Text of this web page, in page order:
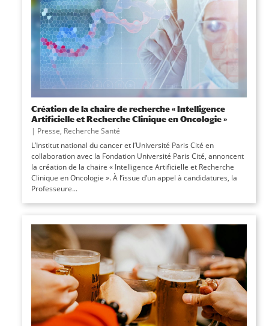
Création de la chaire de recherche « Intelligence
Artificielle et Recherche Clinique en Oncologie »
| Presse, Recherche Santé
L’Institut national du cancer et l’Université Paris Cité en
collaboration avec la Fondation Université Paris Cité, annoncent
la création de la chaire « Intelligence Artificielle et Recherche
Clinique en Oncologie ». À l’issue d’un appel à candidatures, la
Professeure...